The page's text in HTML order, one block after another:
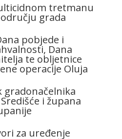
tretmanu
grada
pobjede i
Dana
te obljetnice
operacije Oluja
gradonačelnika
i župana
za uređenje